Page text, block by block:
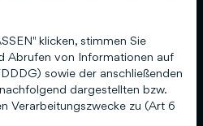
mbH & Co.
klicken, stimmen Sie
Abrufen von Informationen auf
sowie der anschließenden
dargestellten bzw.
Verarbeitungszwecke zu (Art 6